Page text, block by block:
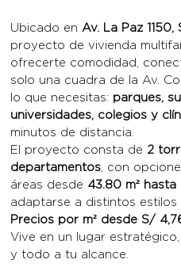
Ubicado enAv. La Paz 1150,
proyecto de vivienda
ofrecerte comodidad,
solo una cuadra de la Av.
lo que necesitas: parques,
universidades, colegios y
minutos de distancia.
El proyecto consta de 2
departamentos, con
áreas desde 43.80 m² hasta
adaptarse a distintos estilos
Precios por m² desde S/
Vive en un lugar
y todo a tu alcance.